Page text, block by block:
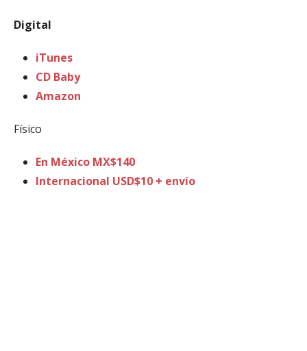
Digital
iTunes
CD Baby
Amazon
Físico
En México MX$140
Internacional USD$10 + envío